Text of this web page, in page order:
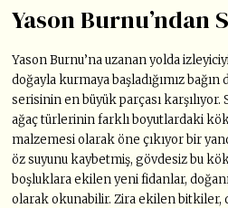
Yason Burnu’ndan
Yason Burnu’na uzanan yolda
doğayla kurmaya başladığımız
serisinin en büyük parçası karşılıyor.
ağaç türlerinin farklı boyutlardaki
malzemesi olarak öne çıkıyor bir
öz suyunu kaybetmiş, gövdesiz bu
boşluklara ekilen yeni fidanlar,
olarak okunabilir. Zira ekilen bitkiler,